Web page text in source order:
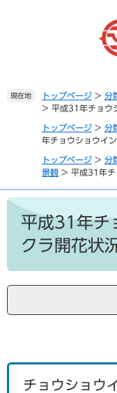
現在地 トップページ > 分
> 平成31年チョウ
トップページ > 分
年チョウショウイ
トップページ > 分
景観 > 平成31年チ
本
平成31年チ
クラ開花状
チョウショウ